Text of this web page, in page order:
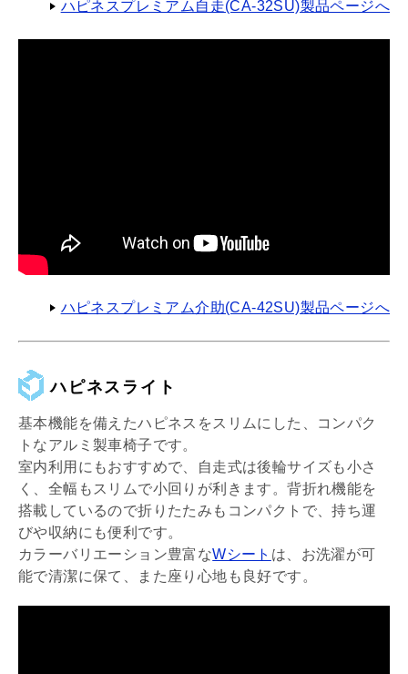
ハピネスプレミアム自走(CA-32SU)製品ページへ
ハピネスプレミアム介助(CA-42SU)製品ページへ
ハピネスライト
基本機能を備えたハピネスをスリムにした、コンパク
トなアルミ製車椅子です。
室内利用にもおすすめで、自走式は後輪サイズも小さ
く、全幅もスリムで小回りが利きます。背折れ機能を
搭載しているので折りたたみもコンパクトで、持ち運
びや収納にも便利です。
カラーバリエーション豊富なWシート は、お洗濯が可
能で清潔に保て、また座り心地も良好です。